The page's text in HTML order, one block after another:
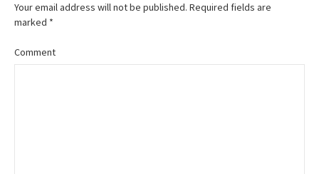
Your email address will not be published. Required fields are
marked *
Comment